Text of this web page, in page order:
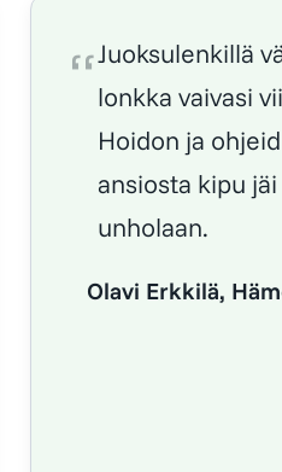
Juoksulenkillä
lonkka vaivasi
Hoidon ja
ansiosta kipu jäi
unholaan.
Olavi Erkkilä,